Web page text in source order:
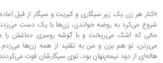
«کنار هر زن یک زیر سیگاری و کبریت و سیگار از قبل
شروع می‌کرد به روضه خواندن، زن‌ها با یک دست
حالی که اشک می‌ریخت و با گوشه روسری دماغش را
می‌زنن، تو هم بزن و من به تقلید از همه زن‌ها
هاله‌ای از دود نیمه‌‌پنهان بود، توی سیگارشان فوت